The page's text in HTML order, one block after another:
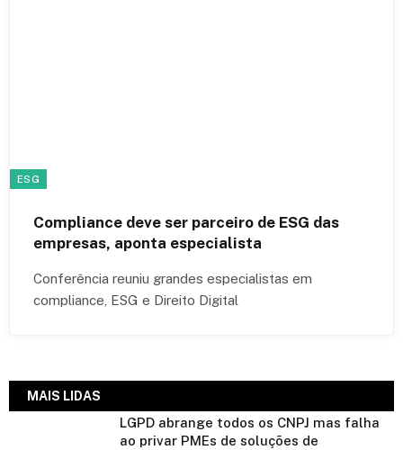
ESG
Compliance deve ser parceiro de ESG das
empresas, aponta especialista
Conferência reuniu grandes especialistas em
compliance, ESG e Direito Digital
MAIS LIDAS
LGPD abrange todos os CNPJ mas falha
ao privar PMEs de soluções de